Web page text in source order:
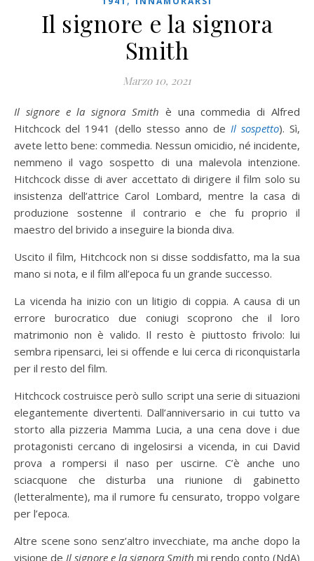
Il signore e la signora
Smith
Marzo 10, 2021
Il signore e la signora Smith è una commedia di Alfred
Hitchcock del 1941 (dello stesso anno de Il sospetto). Sì,
avete letto bene: commedia. Nessun omicidio, né incidente,
nemmeno il vago sospetto di una malevola intenzione.
Hitchcock disse di aver accettato di dirigere il film solo su
insistenza dell’attrice Carol Lombard, mentre la casa di
produzione sostenne il contrario e che fu proprio il
maestro del brivido a inseguire la bionda diva.
Uscito il film, Hitchcock non si disse soddisfatto, ma la sua
mano si nota, e il film all’epoca fu un grande successo.
La vicenda ha inizio con un litigio di coppia. A causa di un
errore burocratico due coniugi scoprono che il loro
matrimonio non è valido. Il resto è piuttosto frivolo: lui
sembra ripensarci, lei si offende e lui cerca di riconquistarla
per il resto del film.
Hitchcock costruisce però sullo script una serie di situazioni
elegantemente divertenti. Dall’anniversario in cui tutto va
storto alla pizzeria Mamma Lucia, a una cena dove i due
protagonisti cercano di ingelosirsi a vicenda, in cui David
prova a rompersi il naso per uscirne. C’è anche uno
sciacquone che disturba una riunione di gabinetto
(letteralmente), ma il rumore fu censurato, troppo volgare
per l’epoca.
Altre scene sono senz’altro invecchiate, ma anche dopo la
visione de Il signore e la signora Smith mi rendo conto (NdA)